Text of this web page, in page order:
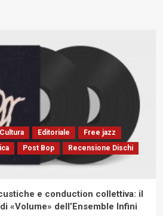
Cultura Editoriale
Free jazz
Post Bop
Recensione Dischi
e conduction collettiva: il
«Volume» dell’Ensemble Infini